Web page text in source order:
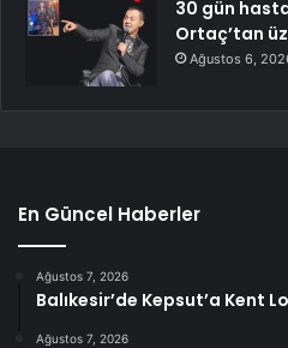
30 gün
Ortaç’tan
Ağustos 6,
En Güncel Haberler
Ağustos 7, 2026
Balıkesir’de Kepsut’a Kent
Ağustos 7, 2026